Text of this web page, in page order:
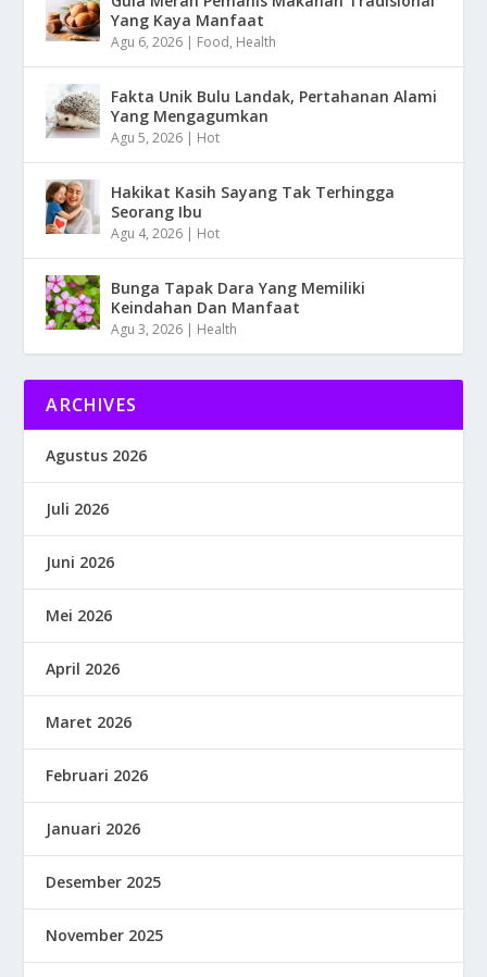
Yang Kaya Manfaat
Agu 6, 2026 | Food, Health
Fakta Unik Bulu Landak, Pertahanan Alami
Yang Mengagumkan
Agu 5, 2026 | Hot
Hakikat Kasih Sayang Tak Terhingga
Seorang Ibu
Agu 4, 2026 | Hot
Bunga Tapak Dara Yang Memiliki
Keindahan Dan Manfaat
Agu 3, 2026 | Health
ARCHIVES
Agustus 2026
Juli 2026
Juni 2026
Mei 2026
April 2026
Maret 2026
Februari 2026
Januari 2026
Desember 2025
November 2025